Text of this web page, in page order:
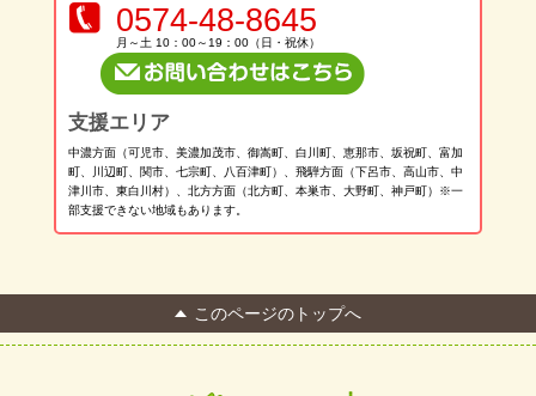
0574-48-8645
月～土 10：00～19：00（日・祝休）
支援エリア
中濃方面（可児市、美濃加茂市、御嵩町、白川町、恵那市、坂祝町、富加
町、川辺町、関市、七宗町、八百津町）、飛騨方面（下呂市、高山市、中
津川市、東白川村）、北方方面（北方町、本巣市、大野町、神戸町）※一
部支援できない地域もあります。
このページのトップへ